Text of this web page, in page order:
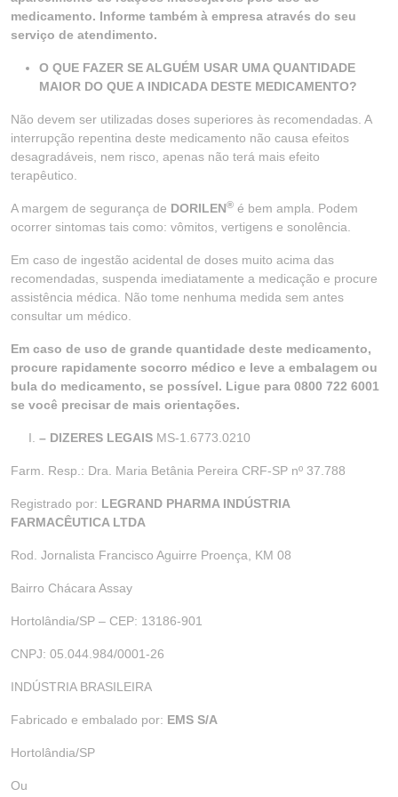
medicamento. Informe também à empresa através do seu
serviço de atendimento.
O QUE FAZER SE ALGUÉM USAR UMA QUANTIDADE
MAIOR DO QUE A INDICADA DESTE MEDICAMENTO?
Não devem ser utilizadas doses superiores às recomendadas. A
interrupção repentina deste medicamento não causa efeitos
desagradáveis, nem risco, apenas não terá mais efeito
terapêutico.
A margem de segurança de DORILEN® é bem ampla. Podem
ocorrer sintomas tais como: vômitos, vertigens e sonolência.
Em caso de ingestão acidental de doses muito acima das
recomendadas, suspenda imediatamente a medicação e procure
assistência médica. Não tome nenhuma medida sem antes
consultar um médico.
Em caso de uso de grande quantidade deste medicamento,
procure rapidamente socorro médico e leve a embalagem ou
bula do medicamento, se possível. Ligue para 0800 722 6001
se você precisar de mais orientações.
– DIZERES LEGAIS MS-1.6773.0210
Farm. Resp.: Dra. Maria Betânia Pereira CRF-SP nº 37.788
Registrado por: LEGRAND PHARMA INDÚSTRIA
FARMACÊUTICA LTDA
Rod. Jornalista Francisco Aguirre Proença, KM 08
Bairro Chácara Assay
Hortolândia/SP – CEP: 13186-901
CNPJ: 05.044.984/0001-26
INDÚSTRIA BRASILEIRA
Fabricado e embalado por: EMS S/A
Hortolândia/SP
Ou